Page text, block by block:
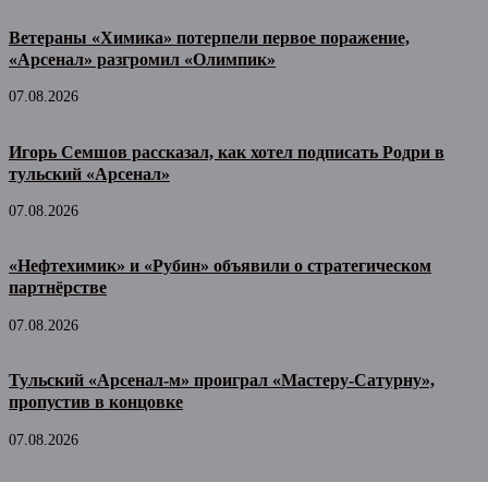
Ветераны «Химика» потерпели первое поражение,
«Арсенал» разгромил «Олимпик»
07.08.2026
Игорь Семшов рассказал, как хотел подписать Родри в
тульский «Арсенал»
07.08.2026
«Нефтехимик» и «Рубин» объявили о стратегическом
партнёрстве
07.08.2026
Тульский «Арсенал-м» проиграл «Мастеру-Сатурну»,
пропустив в концовке
07.08.2026